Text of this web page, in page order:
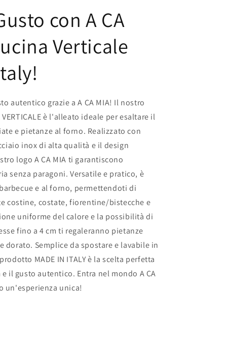
con A CA
Verticale
autentico grazie a A CA MIA! Il nostro
VERTICALE è l'alleato ideale per esaltare il
e pietanze al forno. Realizzato con
inox di alta qualità e il design
logo A CA MIA ti garantiscono
senza paragoni. Versatile e pratico, è
e al forno, permettendoti di
costine, costate, fiorentine/bistecche e
uniforme del calore e la possibilità di
fino a 4 cm ti regaleranno pietanze
dorato. Semplice da spostare e lavabile in
MADE IN ITALY è la scelta perfetta
il gusto autentico. Entra nel mondo A CA
un'esperienza unica!